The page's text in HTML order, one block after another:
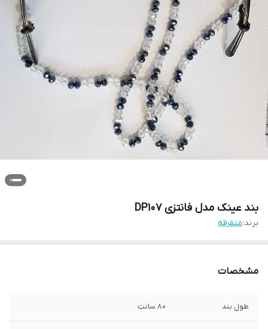
بند عینک مدل فانتزی DP107
برند:متفرقه
مشخصات
طول بند 80 سانت